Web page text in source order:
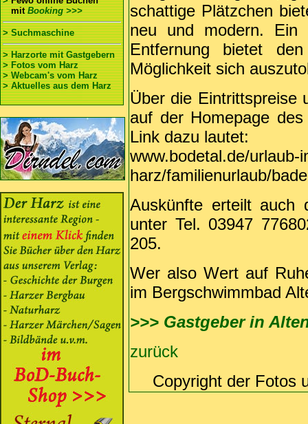
mitBooking >>>
> Suchmaschine
> Harzorte mit Gastgebern
> Fotos vom Harz
> Webcam's vom Harz
> Aktuelles aus dem Harz
schattige Plätzchen
neu und modern. Ein
Entfernung bietet
Möglichkeit sich
Über die Eintrittspreise
auf der Homepage
Link dazu lautet:
www.bodetal.de/urlaub-
harz/familienurlaub/
Auskünfte erteilt auch
unter Tel. 03947
205.
Wer also Wert auf
im Bergschwimmbad
>>> Gastgeber in
zurück
Copyright der Fotos